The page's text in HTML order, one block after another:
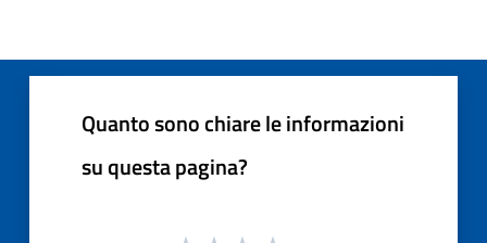
Quanto sono chiare le informazioni
su questa pagina?